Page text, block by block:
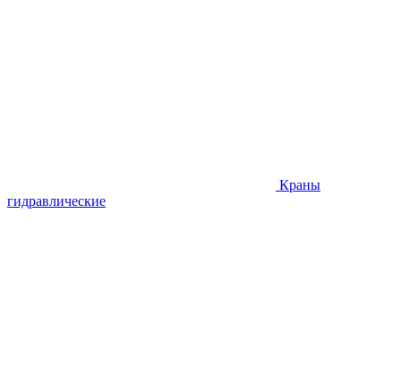
Краны
гидравлические